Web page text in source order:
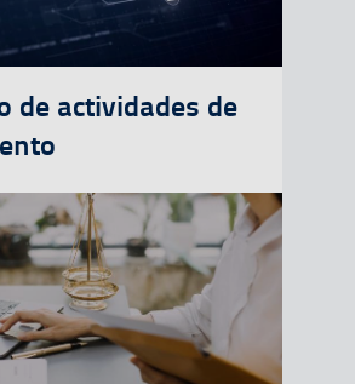
de actividades de